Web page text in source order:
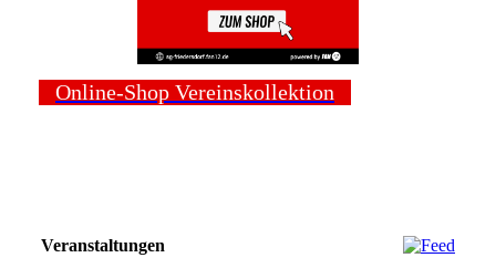
Online-Shop Vereinskollektion
Veranstaltungen